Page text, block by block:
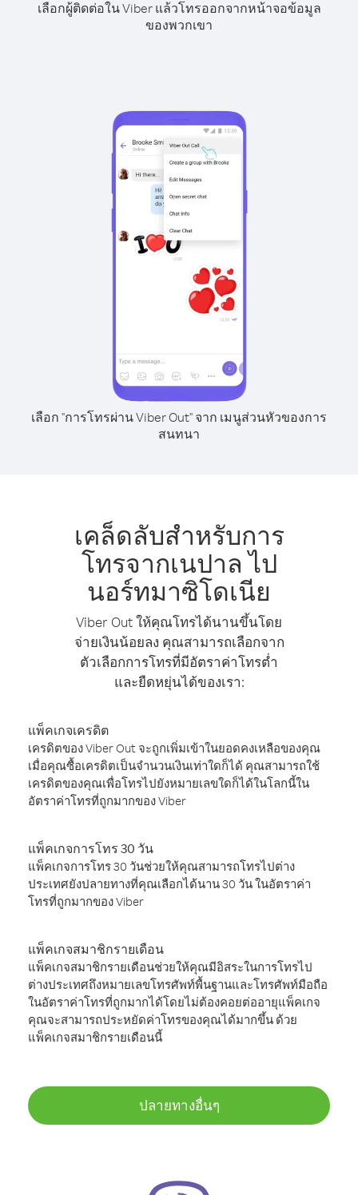
เลือกผู้ติดต่อใน Viber แล้วโทรออกจากหน้าจอข้อมูล
ของพวกเขา
เลือก "การโทรผ่าน Viber Out" จาก เมนูส่วนหัวของการ
สนทนา
เคล็ดลับสำหรับการ
โทรจากเนปาล ไป
นอร์ทมาซิโดเนีย
Viber Out ให้คุณโทรได้นานขึ้นโดย
จ่ายเงินน้อยลง คุณสามารถเลือกจาก
ตัวเลือกการโทรที่มีอัตราค่าโทรต่ำ
และยืดหยุ่นได้ของเรา:
แพ็คเกจเครดิต
เครดิตของ Viber Out จะถูกเพิ่มเข้าในยอดคงเหลือของคุณ
เมื่อคุณซื้อเครดิตเป็นจำนวนเงินเท่าใดก็ได้ คุณสามารถใช้
เครดิตของคุณเพื่อโทรไปยังหมายเลขใดก็ได้ในโลกนี้ใน
อัตราค่าโทรที่ถูกมากของ Viber
แพ็คเกจการโทร 30 วัน
แพ็คเกจการโทร 30 วันช่วยให้คุณสามารถโทรไปต่าง
ประเทศยังปลายทางที่คุณเลือกได้นาน 30 วัน ในอัตราค่า
โทรที่ถูกมากของ Viber
แพ็คเกจสมาชิกรายเดือน
แพ็คเกจสมาชิกรายเดือนช่วยให้คุณมีอิสระในการโทรไป
ต่างประเทศถึงหมายเลขโทรศัพท์พื้นฐานและโทรศัพท์มือถือ
ในอัตราค่าโทรที่ถูกมากได้โดยไม่ต้องคอยต่ออายุแพ็คเกจ
คุณจะสามารถประหยัดค่าโทรของคุณได้มากขึ้น ด้วย
แพ็คเกจสมาชิกรายเดือนนี้
ปลายทางอื่นๆ